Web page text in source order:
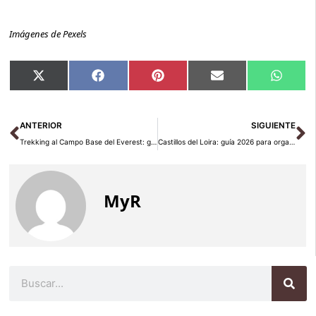
Imágenes de Pexels
Compartir
en
X
(Twitter)
Compartir
en
Facebook Compartir
en
Pinterest Compartir
en
Email
en
Ant
ANTERIOR
Trekking al Campo Base del Everest: guía práctica 2026
SIGUIENTE
Castillos del Loira: guía 2026 para organizar la ruta
MyR